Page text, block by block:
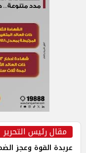
مقال رئيس التحرير
عربدة القوة وعجز